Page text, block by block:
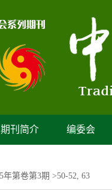
期刊简介 编委会
年第卷第3期 >50-52, 63